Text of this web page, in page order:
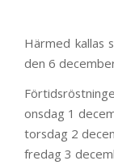
Härmed kallas
den 6
onsdag 1
torsdag 2
fredag 3